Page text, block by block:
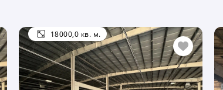
18000,0 кв. м.